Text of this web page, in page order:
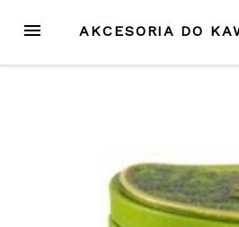
treści
MENU AKCESORIA DO